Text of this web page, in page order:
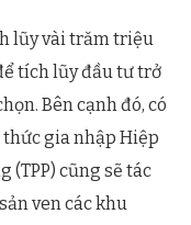
lũy vài trăm triệu
tích lũy đầu tư trở
Bên cạnh đó, có
gia nhập Hiệp
(TPP) cũng sẽ tác
ven các khu